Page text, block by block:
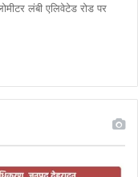
लंबी एलिवेटेड रोड पर